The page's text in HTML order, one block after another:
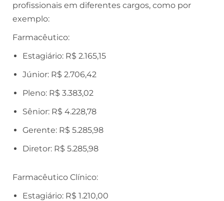
profissionais em diferentes cargos, como por
exemplo:
Farmacêutico:
Estagiário: R$ 2.165,15
Júnior: R$ 2.706,42
Pleno: R$ 3.383,02
Sênior: R$ 4.228,78
Gerente: R$ 5.285,98
Diretor: R$ 5.285,98
Farmacêutico Clínico:
Estagiário: R$ 1.210,00